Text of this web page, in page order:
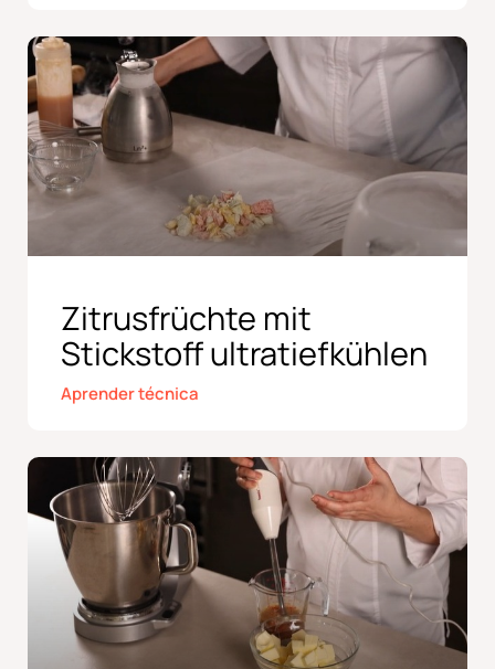
Zitrusfrüchte mit
Stickstoff ultratiefkühlen
Aprender técnica